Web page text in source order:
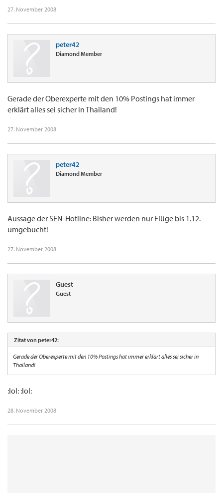
27. November 2008
peter42
Diamond Member
Gerade der Oberexperte mit den 10% Postings hat immer
erklärt alles sei sicher in Thailand!
27. November 2008
peter42
Diamond Member
Aussage der SEN-Hotline: Bisher werden nur Flüge bis 1.12.
umgebucht!
27. November 2008
Guest
Guest
Zitat von peter42:
Gerade der Oberexperte mit den 10% Postings hat immer erklärt alles sei sicher in
Thailand!
:lol: :lol:
28. November 2008